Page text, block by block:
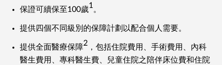
保證可續保至100歲1 。
提供四個不同級別的保障計劃以配合個人需要。
提供全面醫療保障2 ，包括住院費用、手術費用、內科
醫生費用、專科醫生費、兒童住院之陪伴床位費和住院